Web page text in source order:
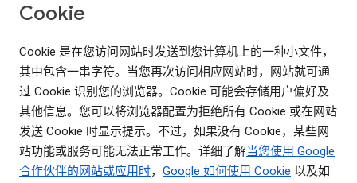
Cookie
Cookie 是在您访问网站时发送到您计算机上的一种小文件，
其中包含一串字符。当您再次访问相应网站时，网站就可通
过 Cookie 识别您的浏览器。Cookie 可能会存储用户偏好及
其他信息。您可以将浏览器配置为拒绝所有 Cookie 或在网站
发送 Cookie 时显示提示。不过，如果没有 Cookie，某些网
站功能或服务可能无法正常工作。详细了解当您使用 Google
合作伙伴的网站或应用时， Google 如何使用 Cookie 以及如